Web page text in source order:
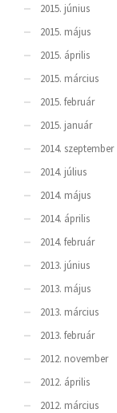
2015. június
2015. május
2015. április
2015. március
2015. február
2015. január
2014. szeptember
2014. július
2014. május
2014. április
2014. február
2013. június
2013. május
2013. március
2013. február
2012. november
2012. április
2012. március